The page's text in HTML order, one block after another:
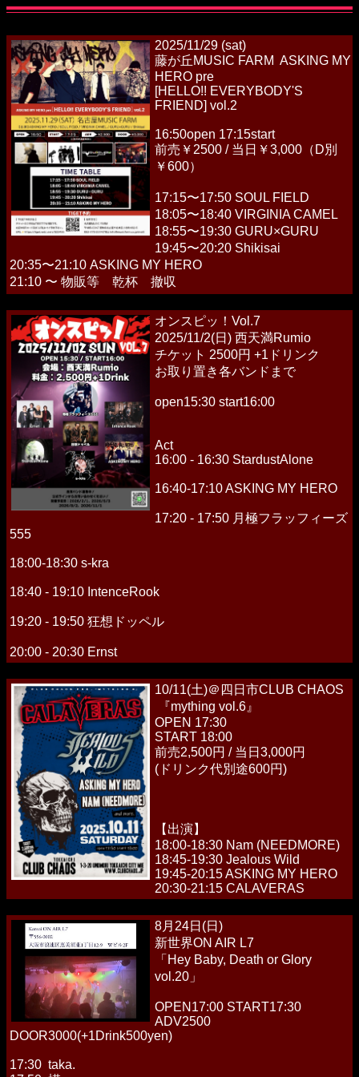
2025/11/29 (sat)
藤が丘MUSIC FARM ASKING MY
HERO pre
[HELLO!! EVERYBODY'S
FRIEND] vol.2
16:50open 17:15start
前売￥2500 / 当日￥3,000（D別
￥600）
17:15〜17:50 SOUL FIELD
18:05〜18:40 VIRGINIA CAMEL
18:55〜19:30 GURU×GURU
19:45〜20:20 Shikisai
20:35〜21:10 ASKING MY HERO
21:10 〜 物販等 乾杯 撤収
オンスピッ！Vol.7
2025/11/2(日) 西天満Rumio
チケット 2500円 +1ドリンク
お取り置き各バンドまで
open15:30 start16:00
Act
16:00 - 16:30 StardustAlone
16:40-17:10 ASKING MY HERO
17:20 - 17:50 月極フラッフィーズ
555
18:00-18:30 s-kra
18:40 - 19:10 IntenceRook
19:20 - 19:50 狂想ドッペル
20:00 - 20:30 Ernst
10/11(土)＠四日市CLUB CHAOS
『mything vol.6』
OPEN 17:30
START 18:00
前売2,500円 / 当日3,000円
(ドリンク代別途600円)
【出演】
18:00-18:30 Nam (NEEDMORE)
18:45-19:30 Jealous Wild
19:45-20:15 ASKING MY HERO
20:30-21:15 CALAVERAS
8月24日(日)
新世界ON AIR L7
「Hey Baby, Death or Glory
vol.20」
OPEN17:00 START17:30
ADV2500
DOOR3000(+1Drink500yen)
17:30 taka.